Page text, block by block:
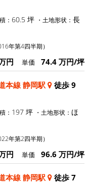
： 60.5 坪 ・土地形状： 長
年第4四半期）
円 単価 74.4 万円/坪
本線 静岡駅
徒歩 9
： 197 坪 ・土地形状： ほ
年第2四半期）
円 単価 96.6 万円/坪
本線 静岡駅
徒歩 7